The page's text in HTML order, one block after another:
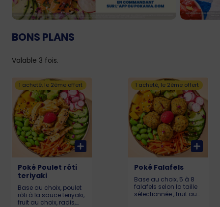
BONS PLANS
Valable 3 fois.
1 acheté, le 2ème offert
Poké Poulet rôti
teriyaki
Base au choix, poulet
rôti à la sauce teriyaki,
fruit au choix, radis,
1 acheté, le 2ème offert
Poké Falafels
Base au choix, 5 à 8
falafels selon la taille
sélectionnée , fruit au